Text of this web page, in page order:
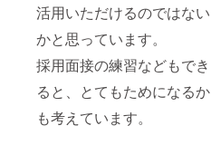
活用いただけるのではない
かと思っています。
採用面接の練習などもでき
ると、とてもためになるか
も考えています。